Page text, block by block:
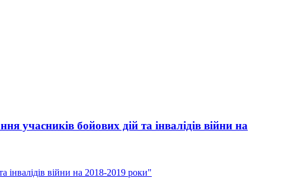
учасників бойових дій та інвалідів війни на
інвалідів війни на 2018-2019 роки"